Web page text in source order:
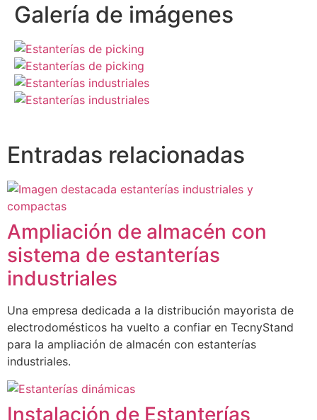
Galería de imágenes
Entradas relacionadas
Ampliación de almacén con
sistema de estanterías
industriales
Una empresa dedicada a la distribución mayorista de
electrodomésticos ha vuelto a confiar en TecnyStand
para la ampliación de almacén con estanterías
industriales.
Instalación de Estanterías